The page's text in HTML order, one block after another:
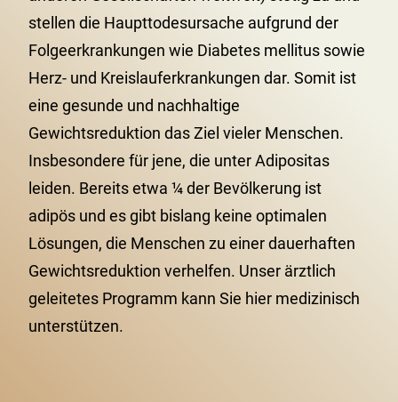
stellen die Haupttodesursache aufgrund der
Folgeerkrankungen wie Diabetes mellitus sowie
Herz- und Kreislauferkrankungen dar. Somit ist
eine gesunde und nachhaltige
Gewichtsreduktion das Ziel vieler Menschen.
Insbesondere für jene, die unter Adipositas
leiden. Bereits etwa ¼ der Bevölkerung ist
adipös und es gibt bislang keine optimalen
Lösungen, die Menschen zu einer dauerhaften
Gewichtsreduktion verhelfen. Unser ärztlich
geleitetes Programm kann Sie hier medizinisch
unterstützen.